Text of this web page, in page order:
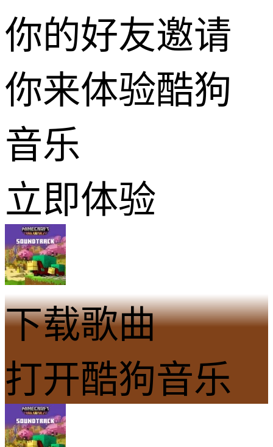
你的好友邀请
你来体验酷狗
音乐
立即体验
下载歌曲
打开酷狗音乐